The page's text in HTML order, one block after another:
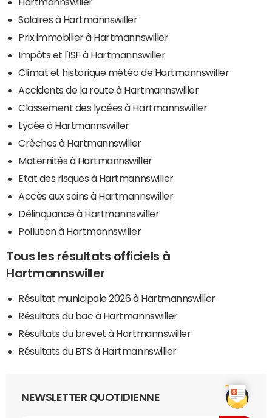
Salaires à Hartmannswiller
Prix immobilier à Hartmannswiller
Impôts et l'ISF à Hartmannswiller
Climat et historique météo de Hartmannswiller
Accidents de la route à Hartmannswiller
Classement des lycées à Hartmannswiller
Lycée à Hartmannswiller
Crèches à Hartmannswiller
Maternités à Hartmannswiller
Etat des risques à Hartmannswiller
Accès aux soins à Hartmannswiller
Délinquance à Hartmannswiller
Pollution à Hartmannswiller
Tous les résultats officiels à
Hartmannswiller
Résultat municipale 2026 à Hartmannswiller
Résultats du bac à Hartmannswiller
Résultats du brevet à Hartmannswiller
Résultats du BTS à Hartmannswiller
NEWSLETTER QUOTIDIENNE